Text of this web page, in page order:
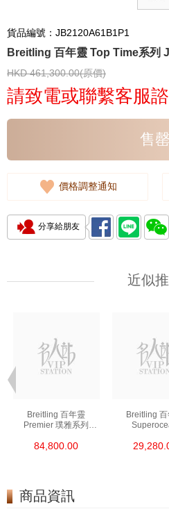
貨品編號：JB2120A61B1P1
Breitling 百年靈 Top Time系列
HKD 461,300.00(原價)
請致電或聯繫客服
售罄
價格調整通知
分享給朋友
近似
Breitling 百年靈
Premier 璞雅系列
84,800.00
Breitling
商品資訊